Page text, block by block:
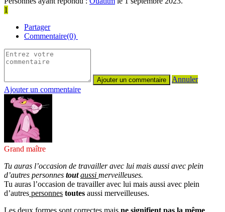
1
Partager
Commentaire(0)
Annuler
Ajouter un commentaire
Grand maître
Tu auras l’occasion de travailler avec lui mais aussi avec plein
d’autres personnes tout aussi merveilleuses.
Tu auras l’occasion de travailler avec lui mais aussi avec plein
d’autres personnes toutes aussi merveilleuses.
Les deux formes sont correctes mais ne signifient pas la même